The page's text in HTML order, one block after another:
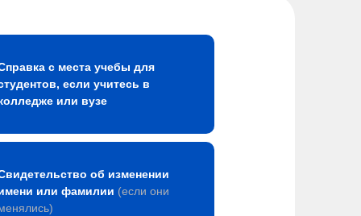
с места учебы для
если учитесь в
или вузе
об изменении
или фамилии (если они